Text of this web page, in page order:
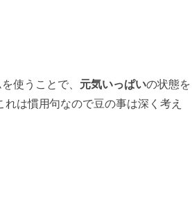
使うことで、 元気いっぱいの状態を
は慣用句なので豆の事は深く考え